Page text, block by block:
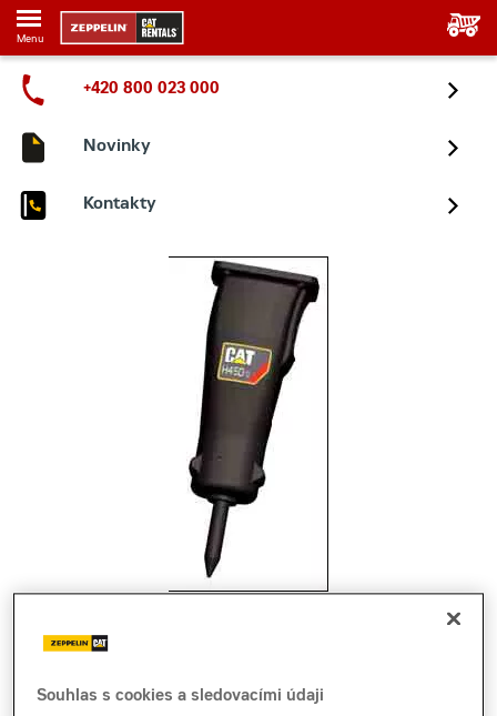
Menu
+420 800 023 000
Novinky
Kontakty
1 840 Kč bez DPH
Souhlas s cookies a sledovacími údaji